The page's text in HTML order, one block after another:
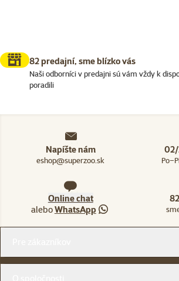
82 predajní, sme blízko vás
Naši odborníci v predajni sú vám vždy k
poradili
Napíšte nám
eshop@superzoo.sk
Online chat
aleboWhatsApp